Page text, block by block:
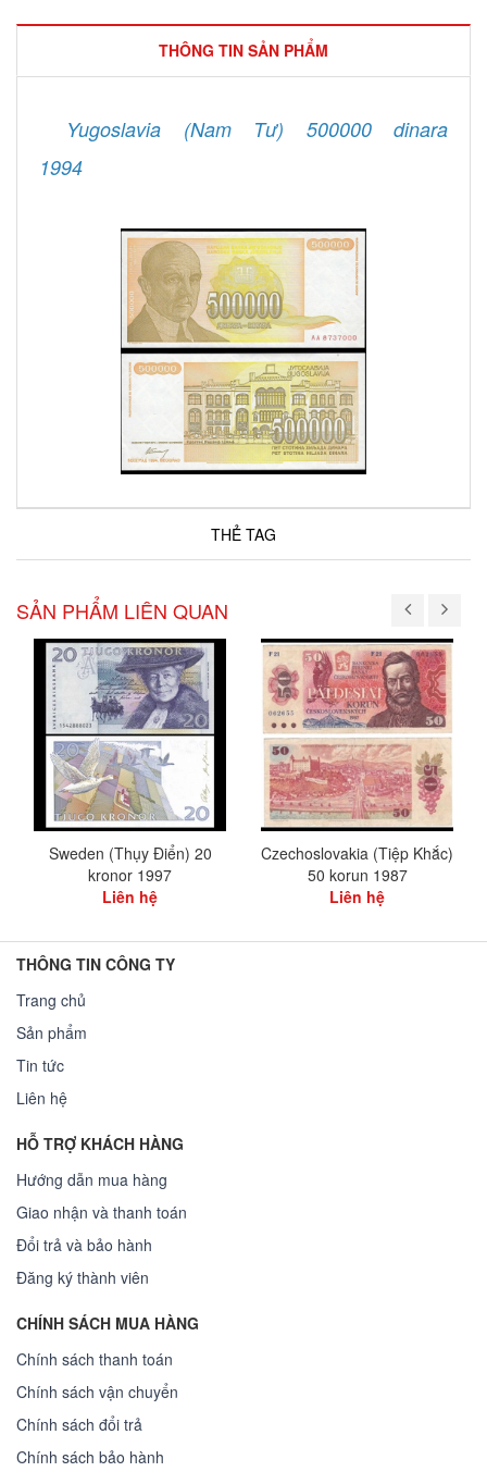
THÔNG TIN SẢN PHẨM
Yugoslavia (Nam Tư) 500000 dinara
1994
THẺ TAG
SẢN PHẨM LIÊN QUAN
Sweden (Thụy Điển) 20
kronor 1997
Liên hệ
Czechoslovakia (Tiệp Khắc)
50 korun 1987
Liên hệ
THÔNG TIN CÔNG TY
Trang chủ
Sản phẩm
Tin tức
Liên hệ
HỖ TRỢ KHÁCH HÀNG
Hướng dẫn mua hàng
Giao nhận và thanh toán
Đổi trả và bảo hành
Đăng ký thành viên
CHÍNH SÁCH MUA HÀNG
Chính sách thanh toán
Chính sách vận chuyển
Chính sách đổi trả
Chính sách bảo hành